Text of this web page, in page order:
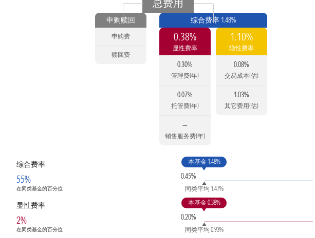
总费用
申购赎回
申购费
赎回费
综合费率 1.48%
0.38%
显性费率
0.30%
管理费(年)
0.07%
托管费(年)
—
销售服务费(年)
1.10%
隐性费率
0.08%
交易成本(估)
1.03%
其它费用(估)
综合费率
55%
在同类基金的百分位
0.45%
本基金 1.48%
同类平均 1.47%
显性费率
2%
在同类基金的百分位
0.20%
本基金 0.38%
同类平均 0.93%